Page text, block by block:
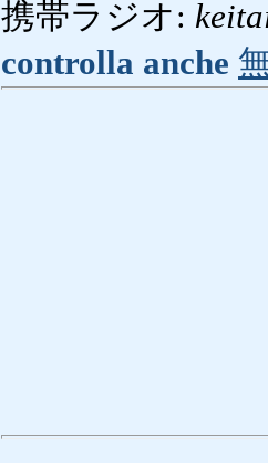
携帯ラジオ:
controlla anche